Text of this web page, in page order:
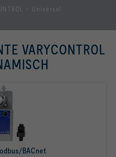
– Universal
VARYCONTROL
BACnet